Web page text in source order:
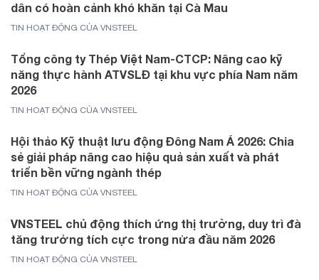
dân có hoàn cảnh khó khăn tại Cà Mau
TIN HOẠT ĐỘNG CỦA VNSTEEL
Tổng công ty Thép Việt Nam-CTCP: Nâng cao kỹ
năng thực hành ATVSLĐ tại khu vực phía Nam năm
2026
TIN HOẠT ĐỘNG CỦA VNSTEEL
Hội thảo Kỹ thuật lưu động Đông Nam Á 2026: Chia
sẻ giải pháp nâng cao hiệu quả sản xuất và phát
triển bền vững ngành thép
TIN HOẠT ĐỘNG CỦA VNSTEEL
VNSTEEL chủ động thích ứng thị trường, duy trì đà
tăng trưởng tích cực trong nửa đầu năm 2026
TIN HOẠT ĐỘNG CỦA VNSTEEL